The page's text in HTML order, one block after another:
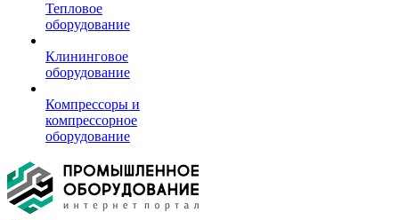
Тепловое
оборудование
Клининговое
оборудование
Компрессоры и
компрессорное
оборудование